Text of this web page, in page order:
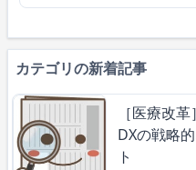
カテゴリの新着記事
［医療改
DXの戦略
ト